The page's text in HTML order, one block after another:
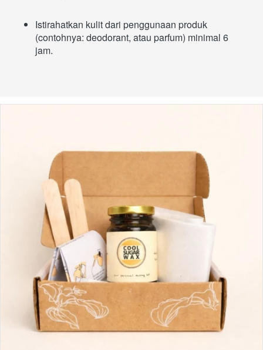
Istirahatkan kulit dari penggunaan produk
(contohnya: deodorant, atau parfum) minimal 6
jam.